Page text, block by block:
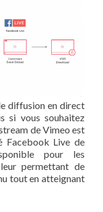
diffusion en direct
si vous souhaitez
de Vimeo est
Facebook Live de
pour les
permettant de
tout en atteignant